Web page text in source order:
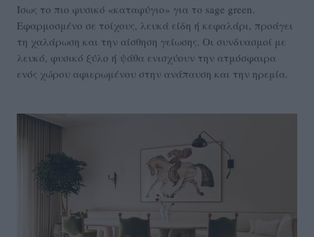
Ίσως το πιο φυσικό «καταφύγιο» για το sage green.
Εφαρμοσμένο σε τοίχους, λευκά είδη ή κεφαλάρι, προάγει
τη χαλάρωση και την αίσθηση γείωσης. Οι συνδυασμοί με
λευκό, φυσικό ξύλο ή ψάθα ενισχύουν την ατμόσφαιρα
ενός χώρου αφιερωμένου στην ανάπαυση και την ηρεμία.